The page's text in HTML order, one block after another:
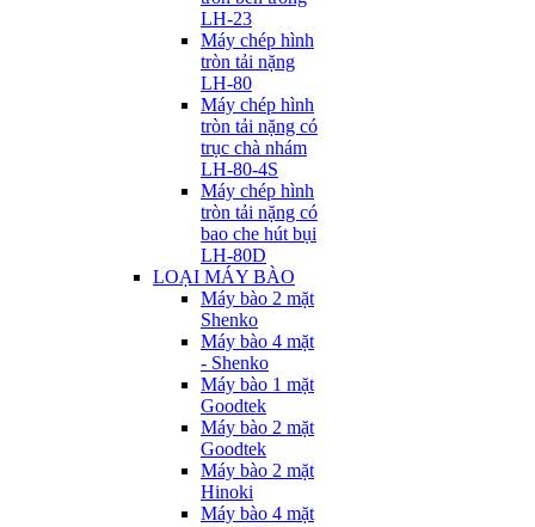
LH-23
Máy chép hình
tròn tải nặng
LH-80
Máy chép hình
tròn tải nặng có
trục chà nhám
LH-80-4S
Máy chép hình
tròn tải nặng có
bao che hút bụi
LH-80D
LOẠI MÁY BÀO
Máy bào 2 mặt
Shenko
Máy bào 4 mặt
- Shenko
Máy bào 1 mặt
Goodtek
Máy bào 2 mặt
Goodtek
Máy bào 2 mặt
Hinoki
Máy bào 4 mặt